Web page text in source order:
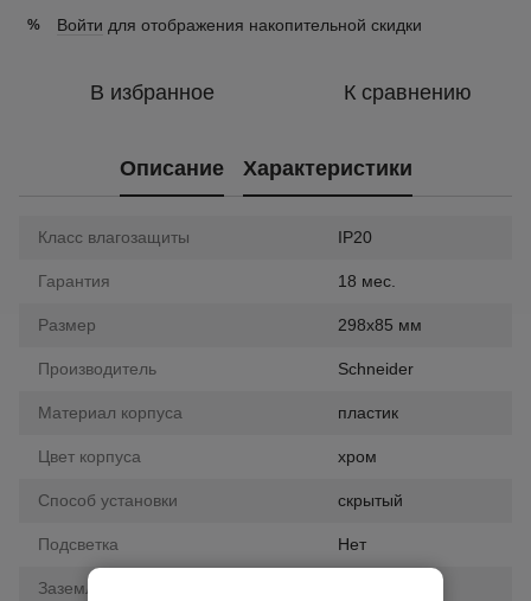
% Войти для отображения накопительной скидки
В избранное К сравнению
Описание Характеристики
Класс влагозащиты IP20
Гарантия 18 мес.
Размер 298х85 мм
Производитель Schneider
Материал корпуса пластик
Цвет корпуса хром
Способ установки скрытый
Подсветка Нет
Заземление